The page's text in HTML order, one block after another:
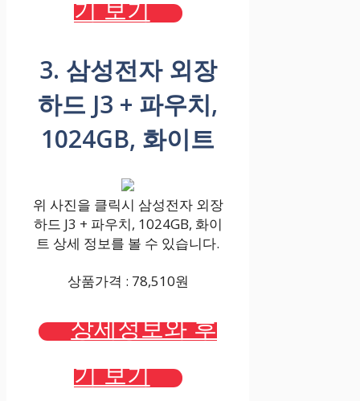
기 보기
3. 삼성전자 외장
하드 J3 + 파우치,
1024GB, 화이트
위 사진을 클릭시 삼성전자 외장
하드 J3 + 파우치, 1024GB, 화이
트 상세 정보를 볼 수 있습니다.
상품가격 : 78,510원
상세정보와 후
기 보기